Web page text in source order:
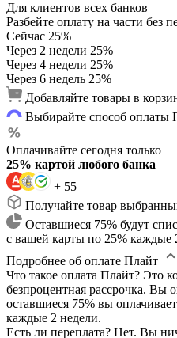
Для клиентов всех банков
Разбейте оплату на части без
Сейчас 25%
Через 2 недели 25%
Через 4 недели 25%
Через 6 недель 25%
Добавляйте товары в
Выбирайте способ оплаты
Оплачивайте сегодня только
25% картой любого банка
+ 55
Получайте товар
Оставшиеся 75% будут
с вашей карты по 25% каждые
Подробнее об оплате Плайт
Что такое оплата Плайт? Это
безпроцентная рассрочка. Вы
оставшиеся 75% вы
каждые 2 недели.
Есть ли переплата? Нет. Вы